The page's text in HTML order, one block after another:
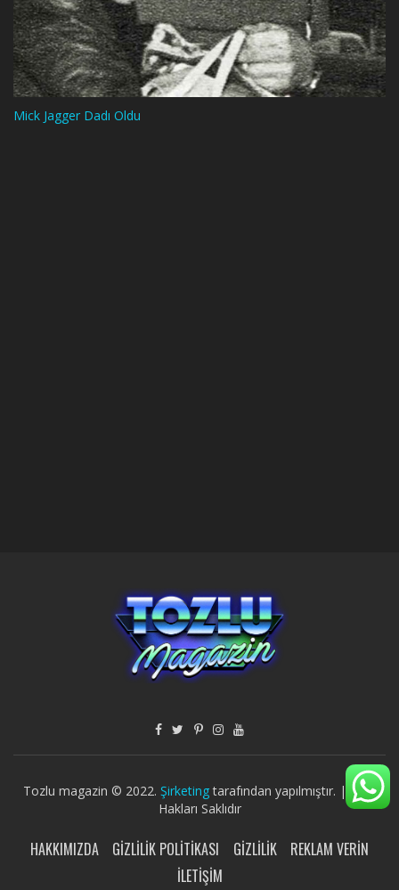
Mick Jagger Dadı Oldu
Tozlu magazin © 2022. Şirketingtarafından yapılmıştır. | Tüm
Hakları Saklıdır
HAKKIMIZDA GIZLILIK POLITIKASI GIZLILIK
REKLAM VERIN
İLETIŞIM